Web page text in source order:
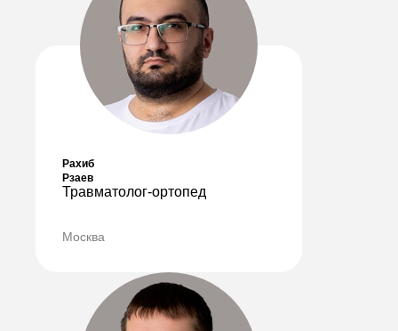
ПОЛУЧИТЬ КОНСУЛЬТАЦИЮ
Рахиб
Рзаев
Травматолог-ортопед
Москва